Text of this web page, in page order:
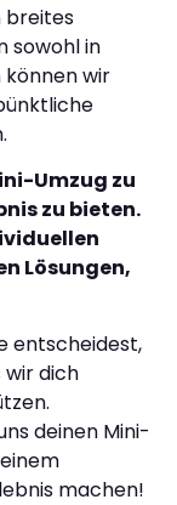
breites
sowohl in
können wir
Umzug zu
zu bieten.
Lösungen,
entscheidest,
wir dich
deinen Mini-
machen!